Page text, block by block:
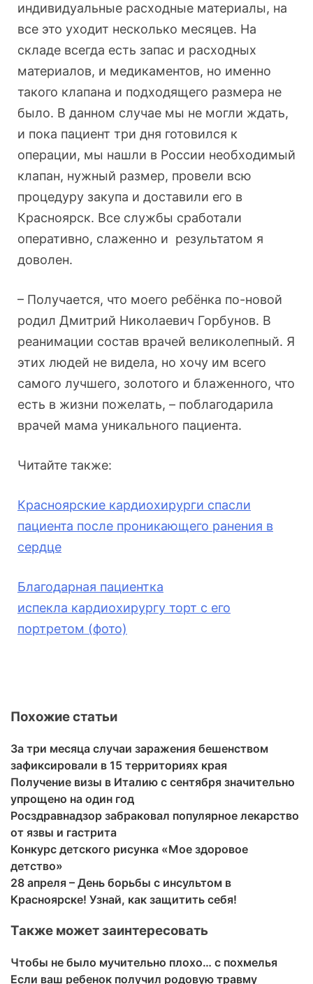
индивидуальные расходные материалы, на
все это уходит несколько месяцев. На
складе всегда есть запас и расходных
материалов, и медикаментов, но именно
такого клапана и подходящего размера не
было. В данном случае мы не могли ждать,
и пока пациент три дня готовился к
операции, мы нашли в России необходимый
клапан, нужный размер, провели всю
процедуру закупа и доставили его в
Красноярск. Все службы сработали
оперативно, слаженно и результатом я
доволен.
– Получается, что моего ребёнка по-новой
родил Дмитрий Николаевич Горбунов. В
реанимации состав врачей великолепный. Я
этих людей не видела, но хочу им всего
самого лучшего, золотого и блаженного, что
есть в жизни пожелать, – поблагодарила
врачей мама уникального пациента.
Читайте также:
Красноярские кардиохирурги спасли
пациента после проникающего ранения в
сердце
Благодарная пациентка
испекла кардиохирургу торт с его
портретом (фото)
Похожие статьи
За три месяца случаи заражения бешенством
зафиксировали в 15 территориях края
Получение визы в Италию с сентября значительно
упрощено на один год
Росздравнадзор забраковал популярное лекарство
от язвы и гастрита
Конкурс детского рисунка «Мое здоровое
детство»
28 апреля – День борьбы с инсультом в
Красноярске! Узнай, как защитить себя!
Также может заинтересовать
Чтобы не было мучительно плохо… с похмелья
Если ваш ребенок получил родовую травму